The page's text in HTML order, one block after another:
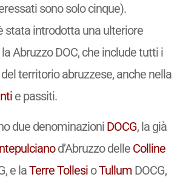
sono solo cinque).
stata introdotta una ulteriore
Abruzzo DOC, che include tutti i
territorio abruzzese, anche nella
e passiti.
due denominazioni DOCG, la già
d’Abruzzo delle Colline
e laTerre TollesioTullumDOCG,